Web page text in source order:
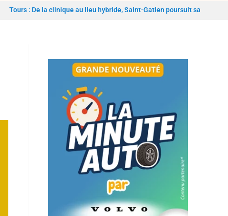
Tours : De la clinique au lieu hybride, Saint-Gatien poursuit sa